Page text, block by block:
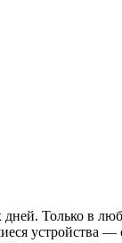
дней. Только в
устройства —